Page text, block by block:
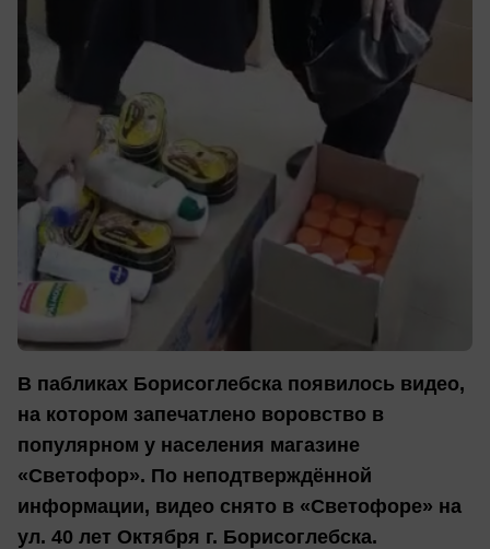
В пабликах Борисоглебска появилось видео,
на котором запечатлено воровство в
популярном у населения магазине
«Светофор». По неподтверждённой
информации, видео снято в «Светофоре» на
ул. 40 лет Октября г. Борисоглебска.